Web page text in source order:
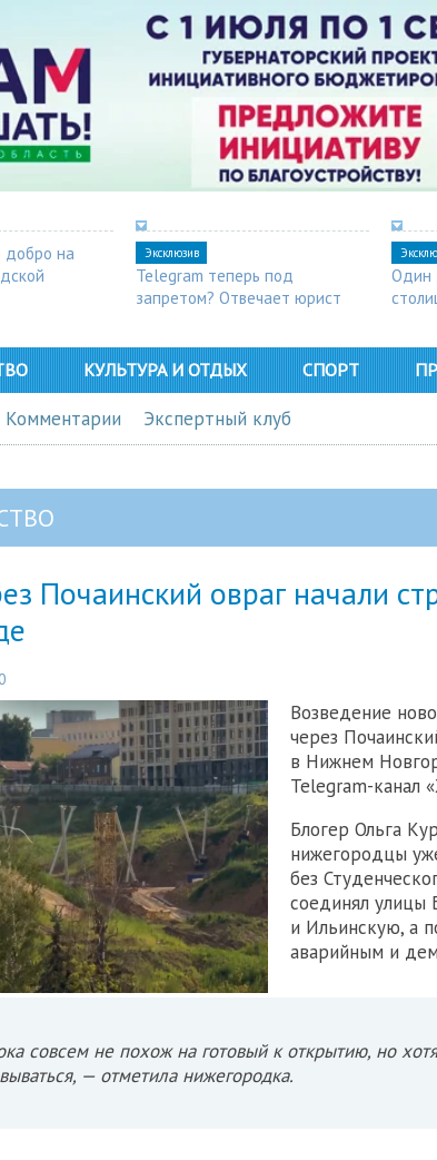
добро на
Эксклюзив
Telegram теперь под
запретом? Отвечает юрист
Один
КУЛЬТУРА И ОТДЫХ СПОРТ
Комментарии Экспертный клуб
Почаинский овраг начали
«Хлеб и зрелища в NN»
Возведение
через
в Нижнем
Telegram-канал
Блогер Ольга
нижегородцы
без
соединял
и Ильинскую, а
аварийным и
совсем не похож на готовый к открытию, но
— отметила нижегородка.